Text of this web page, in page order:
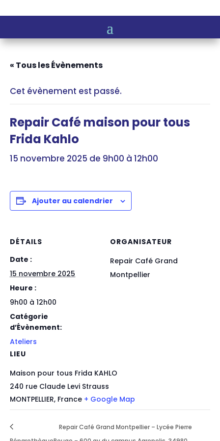
« Tous les Évènements
Cet évènement est passé.
Repair Café maison pour tous
Frida Kahlo
15 novembre 2025 de 9h00 à 12h00
Ajouter au calendrier
DÉTAILS
Date :
15 novembre 2025
Heure :
9h00 à 12h00
Catégorie
d’Évènement:
Ateliers
LIEU
Maison pour tous Frida KAHLO
240 rue Claude Levi Strauss
MONTPELLIER, France + Google Map
ORGANISATEUR
Repair Café Grand
Montpellier
Repair Café Grand Montpellier – Lycée Pierre